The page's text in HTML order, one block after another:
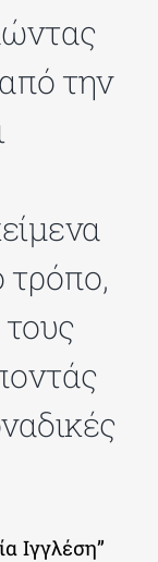
την
τρόπο,
Ιγγλέση”